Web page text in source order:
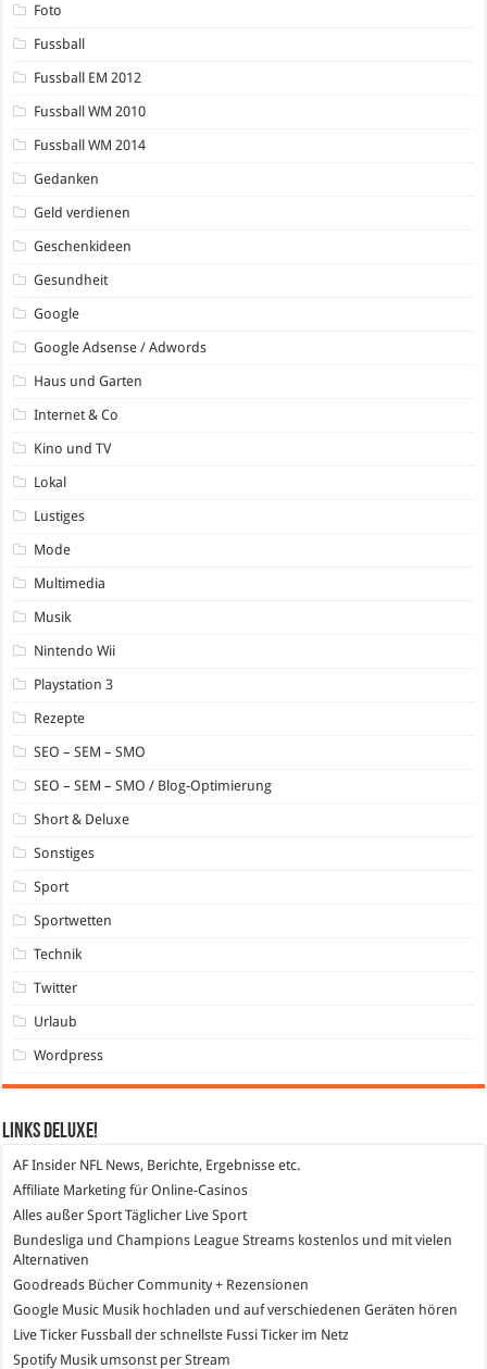
Foto
Fussball
Fussball EM 2012
Fussball WM 2010
Fussball WM 2014
Gedanken
Geld verdienen
Geschenkideen
Gesundheit
Google
Google Adsense / Adwords
Haus und Garten
Internet & Co
Kino und TV
Lokal
Lustiges
Mode
Multimedia
Musik
Nintendo Wii
Playstation 3
Rezepte
SEO – SEM – SMO
SEO – SEM – SMO / Blog-Optimierung
Short & Deluxe
Sonstiges
Sport
Sportwetten
Technik
Twitter
Urlaub
Wordpress
Links DeLuXe!
AF Insider NFL News, Berichte, Ergebnisse etc.
Affiliate Marketing für Online-Casinos
Alles außer Sport Täglicher Live Sport
Bundesliga und Champions League Streams kostenlos und mit vielen
Alternativen
Goodreads Bücher Community + Rezensionen
Google Music Musik hochladen und auf verschiedenen Geräten hören
Live Ticker Fussball der schnellste Fussi Ticker im Netz
SpotifyMusik umsonst per Stream